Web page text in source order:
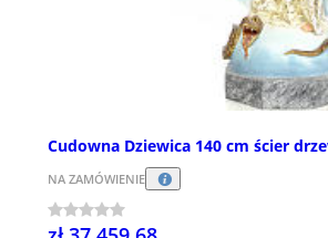
Cudowna Dziewica 140 cm ścier
NA ZAMÓWIENIE